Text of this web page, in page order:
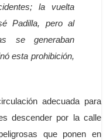
la vuelta
Padilla, pero al
se generaban
esta prohibición,
adecuada para
descender por la calle
que ponen en